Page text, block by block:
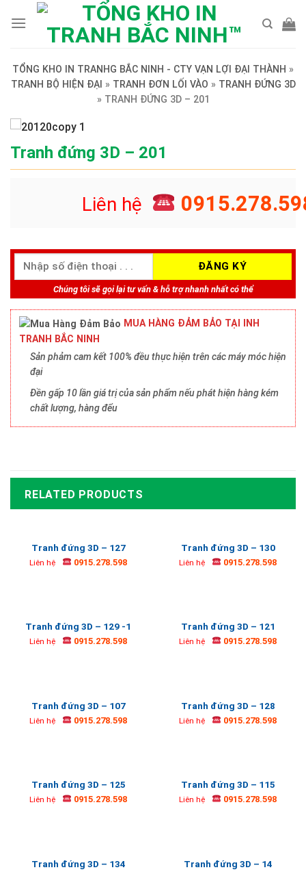
TỔNG KHO IN TRANHG BẮC NINH - CTY VẠN LỢI ĐẠI THÀNH »
TRANH BỘ HIỆN ĐẠI » TRANH ĐƠN LỐI VÀO » TRANH ĐỨNG 3D
» TRANH ĐỨNG 3D – 201
Tranh đứng 3D – 201
Liên hệ
Chúng tôi sẽ gọi lại tư vấn & hỗ trợ nhanh nhất có thể
MUA HÀNG ĐẢM BẢO TẠI INH
TRANH BẮC NINH
Sản phảm cam kết 100% đều thực hiện trên các máy móc hiện
đại
Đền gấp 10 lần giá trị của sản phẩm nếu phát hiện hàng kém
chất lượng, hàng đểu
RELATED PRODUCTS
Tranh đứng 3D – 127
Liên hệ 0915.278.598
Tranh đứng 3D – 130
Liên hệ 0915.278.598
Tranh đứng 3D – 129 -1
Liên hệ 0915.278.598
Tranh đứng 3D – 121
Liên hệ 0915.278.598
Tranh đứng 3D – 107
Liên hệ 0915.278.598
Tranh đứng 3D – 128
Liên hệ 0915.278.598
Tranh đứng 3D – 125
Liên hệ 0915.278.598
Tranh đứng 3D – 115
Liên hệ 0915.278.598
Tranh đứng 3D – 134 Tranh đứng 3D – 14